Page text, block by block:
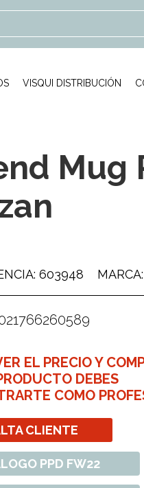
VISQUI DISTRIBUCIÓN
Mug
603948
EL PRECIO Y
DEBES
COMO
CLIENTE
PPD FW22